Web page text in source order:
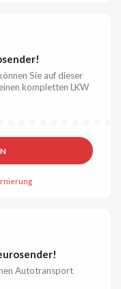
Sie auf dieser
kompletten LKW
Autotransport